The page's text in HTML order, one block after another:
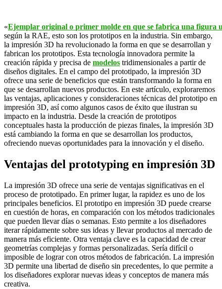
«Ejemplar original o primer molde en que se fabrica una figura
según la RAE, esto son los prototipos en la industria. Sin embargo,
la impresión 3D ha revolucionado la forma en que se desarrollan y
fabrican los prototipos. Esta tecnología innovadora permite la
creación rápida y precisa de modelos tridimensionales a partir de
diseños digitales. En el campo del prototipado, la impresión 3D
ofrece una serie de beneficios que están transformando la forma en
que se desarrollan nuevos productos. En este artículo, exploraremos
las ventajas, aplicaciones y consideraciones técnicas del prototipo en
impresión 3D, así como algunos casos de éxito que ilustran su
impacto en la industria. Desde la creación de prototipos
conceptuales hasta la producción de piezas finales, la impresión 3D
está cambiando la forma en que se desarrollan los productos,
ofreciendo nuevas oportunidades para la innovación y el diseño.
Ventajas del prototyping en impresión 3D
La impresión 3D ofrece una serie de ventajas significativas en el
proceso de prototipado. En primer lugar, la rapidez es uno de los
principales beneficios. El prototipo en impresión 3D puede crearse
en cuestión de horas, en comparación con los métodos tradicionales
que pueden llevar días o semanas. Esto permite a los diseñadores
iterar rápidamente sobre sus ideas y llevar productos al mercado de
manera más eficiente. Otra ventaja clave es la capacidad de crear
geometrías complejas y formas personalizadas. Sería difícil o
imposible de lograr con otros métodos de fabricación. La impresión
3D permite una libertad de diseño sin precedentes, lo que permite a
los diseñadores explorar nuevas ideas y conceptos de manera más
creativa.